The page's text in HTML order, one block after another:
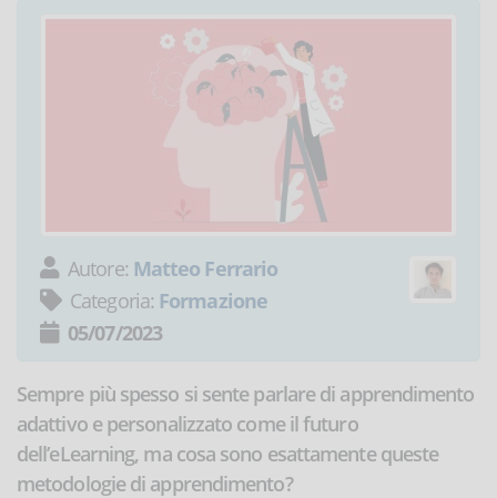
Autore: Matteo Ferrario
Categoria: Formazione
05/07/2023
Sempre più spesso si sente parlare di apprendimento
adattivo e personalizzato come il futuro
dell’eLearning, ma cosa sono esattamente queste
metodologie di apprendimento?